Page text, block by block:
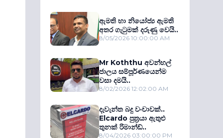
ඇමති හා නියෝජ්‍ය ඇමති
අතර ගැටුමක් දරුණු වෙයි..
8/05/2026 10:00:00 AM
Mr Koththu අවන්හල්
ජාලය සම්පූර්ණයෙන්ම
වසා දමයි..
8/02/2026 12:02:00 AM
දැවැන්ත බදු වංචාවක්..
Elcardo පුත‍්‍රයා ඇතුළු
තුනක් රිමාන්ඩ්..
8/04/2026 03:00:00 PM